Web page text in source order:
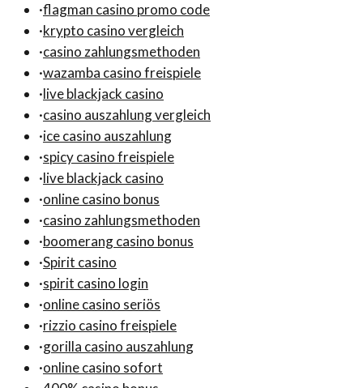
·flagman casino promo code
·krypto casino vergleich
·casino zahlungsmethoden
·wazamba casino freispiele
·live blackjack casino
·casino auszahlung vergleich
·ice casino auszahlung
·spicy casino freispiele
·live blackjack casino
·online casino bonus
·casino zahlungsmethoden
·boomerang casino bonus
·Spirit casino
·spirit casino login
·online casino seriös
·rizzio casino freispiele
·gorilla casino auszahlung
·online casino sofort